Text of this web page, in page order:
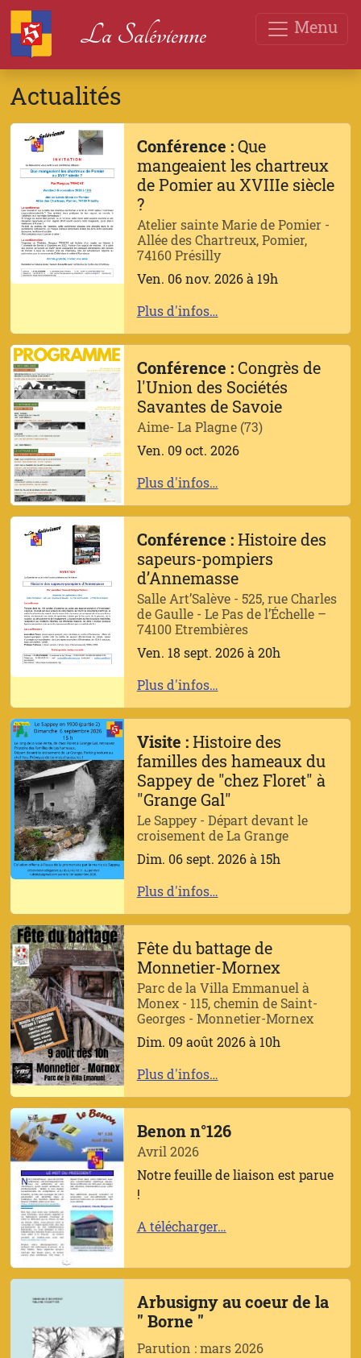
Menu
La Salévienne
Actualités
Conférence :Que
mangeaient les chartreux
de Pomier au XVIIIe siècle
?
Atelier sainte Marie de Pomier -
Allée des Chartreux, Pomier,
74160 Présilly
Ven. 06 nov. 2026 à 19h
Plus d'infos…
Conférence :Congrès de
l'Union des Sociétés
Savantes de Savoie
Aime- La Plagne (73)
Ven. 09 oct. 2026
Plus d'infos…
Conférence :Histoire des
sapeurs-pompiers
d’Annemasse
Salle Art’Salève - 525, rue Charles
de Gaulle - Le Pas de l’Échelle –
74100 Etrembières
Ven. 18 sept. 2026 à 20h
Plus d'infos…
Visite :Histoire des
familles des hameaux du
Sappey de "chez Floret" à
"Grange Gal"
Le Sappey - Départ devant le
croisement de La Grange
Dim. 06 sept. 2026 à 15h
Plus d'infos…
Fête du battage de
Monnetier-Mornex
Parc de la Villa Emmanuel à
Monex - 115, chemin de Saint-
Georges - Monnetier-Mornex
Dim. 09 août 2026 à 10h
Plus d'infos…
Benon n°126
Avril 2026
Notre feuille de liaison est parue
!
A télécharger…
Arbusigny au coeur de la
" Borne "
Parution : mars 2026